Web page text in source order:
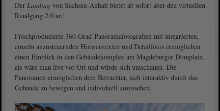
Der Landtag von Sachsen-Anhalt bietet ab sofort aber den virtuellen
Rundgang 2.0 an!
Frischproduzierte 360-Grad-Panoramafotografien mit integrierten,
einzeln anzusteuernden Hinweistexten und Detailfotos ermöglichen
einen Einblick in den Gebäudekomplex am Magdeburger Domplatz,
als wäre man live vor Ort und würde sich umschauen. Die
Panoramen ermöglichen dem Betrachter, sich interaktiv durch das
Gebäude zu bewegen und individuell umzusehen.